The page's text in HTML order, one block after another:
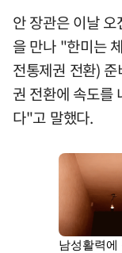
안 장관은 이날
을 만나 "한미는
전통제권 전환)
권 전환에 속도를
다"고 말했다.